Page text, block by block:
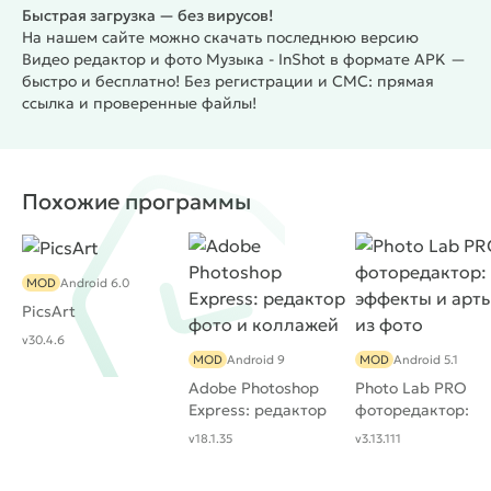
Быстрая загрузка — без вирусов!
На нашем сайте можно скачать последнюю версию
Видео редактор и фото Музыка - InShot в формате APK —
быстро и бесплатно! Без регистрации и СМС: прямая
ссылка и проверенные файлы!
Похожие программы
PicsArt
MOD Android 6.0
v30.4.6
Adobe Photoshop
Express: редактор
фото и коллажей
MOD Android 9
v18.1.35
Photo Lab PRO
фоторедактор:
эффекты и арты
MOD Android 5.1
v3.13.111